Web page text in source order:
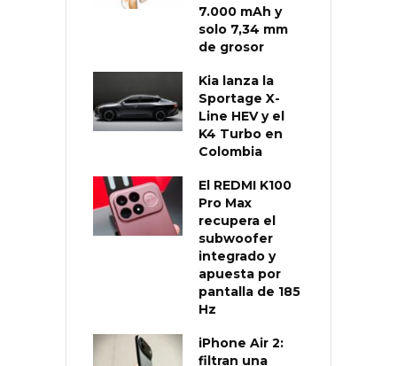
7.000 mAh y
solo 7,34 mm
de grosor
Kia lanza la
Sportage X-
Line HEV y el
K4 Turbo en
Colombia
El REDMI K100
Pro Max
recupera el
subwoofer
integrado y
apuesta por
pantalla de 185
Hz
iPhone Air 2:
filtran una